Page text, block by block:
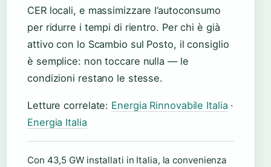
CER locali, e massimizzare l’autoconsumo
per ridurre i tempi di rientro. Per chi è già
attivo con lo Scambio sul Posto, il consiglio
è semplice: non toccare nulla — le
condizioni restano le stesse.
Letture correlate: Energia Rinnovabile Italia ·
Energia Italia
Con 43,5 GW installati in Italia, la convenienza